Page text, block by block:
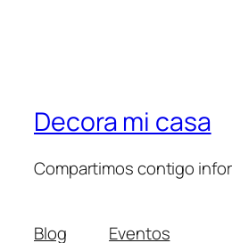
Decora mi casa
Compartimos contigo
Blog
Eventos